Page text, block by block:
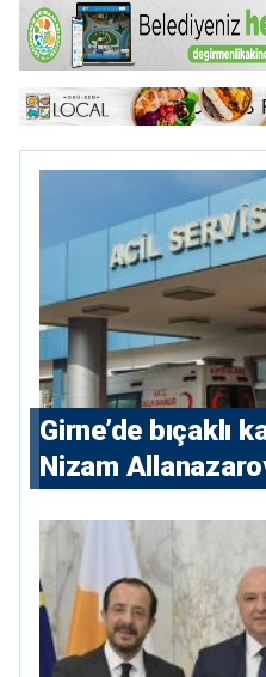
Girne’de bıçaklı
Nizam